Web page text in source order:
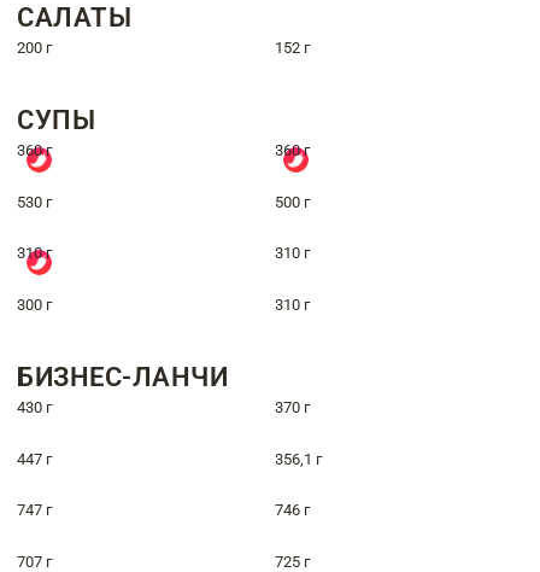
САЛАТЫ
200 г 152 г
СУПЫ
360 г 360 г
530 г 500 г
310 г 310 г
300 г 310 г
БИЗНЕС-ЛАНЧИ
430 г 370 г
447 г 356,1 г
747 г 746 г
707 г 725 г